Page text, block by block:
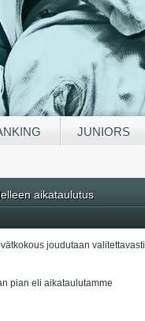
JUNIORS
aikataulutus
joudutaan valitettavasti
pian eli aikataulutamme